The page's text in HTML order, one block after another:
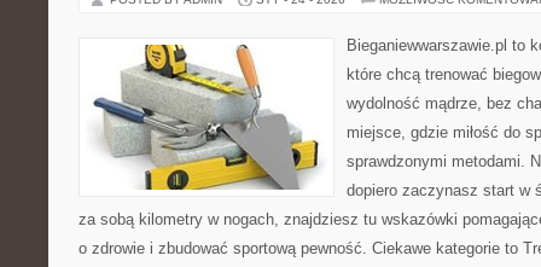
Bieganiewwarszawie.pl to
które chcą trenować
wydolność mądrze, bez
miejsce, gdzie miłość do
sprawdzonymi metodami.
dopiero zaczynasz start w
za sobą kilometry w nogach, znajdziesz tu wskazówki
o zdrowie i zbudować sportową pewność. Ciekawe kategorie to